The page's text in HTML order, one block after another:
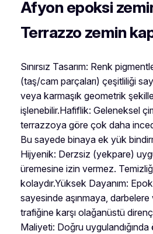
Afyon epoksi
Terrazzo zemin
Sınırsız Tasarım: Renk
(taş/cam parçaları) çeşitliliği
veya karmaşık geometrik
işlenebilir.Hafiflik: Geleneksel
terrazzoya göre çok daha
Bu sayede binaya ek yük
Hijyenik: Derzsiz (yekpare)
üremesine izin vermez.
kolaydır.Yüksek Dayanım:
sayesinde aşınmaya,
trafiğine karşı olağanüstü
Maliyeti: Doğru